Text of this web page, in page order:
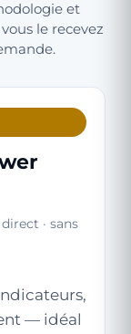
et
le recevez
· sans
— idéal